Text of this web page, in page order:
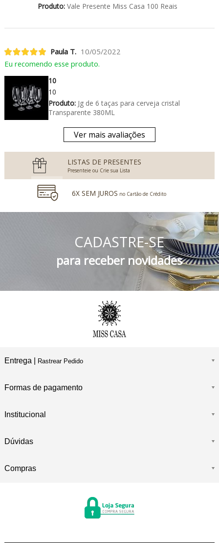
Produto:Vale Presente Miss Casa 100 Reais
Paula T. 10/05/2022
Eu recomendo esse produto.
10
10
Produto:Jg de 6 taças para cerveja cristal
Transparente 380ML
Ver mais avaliações
LISTAS DE PRESENTES
Presenteie ou Crie sua Lista
6X SEM JUROS no Cartão de Crédito
no Boleto Bancário e PIX
FRETE GRÁTIS Consulte o Regulamento
CADASTRE-SE
para receber novidades
Entrega | Rastrear Pedido
Formas de pagamento
Institucional
Dúvidas
Compras